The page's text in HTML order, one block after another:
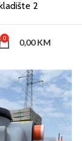
2
0 0,00KM